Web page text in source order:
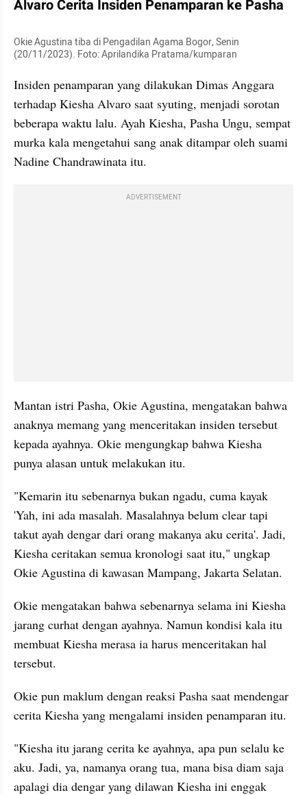
Alvaro Cerita Insiden Penamparan ke Pasha
Okie Agustina tiba di Pengadilan Agama Bogor, Senin
(20/11/2023). Foto: Aprilandika Pratama/kumparan
Insiden penamparan yang dilakukan Dimas Anggara
terhadap Kiesha Alvaro saat syuting, menjadi sorotan
beberapa waktu lalu. Ayah Kiesha, Pasha Ungu, sempat
murka kala mengetahui sang anak ditampar oleh suami
Nadine Chandrawinata itu.
ADVERTISEMENT
Mantan istri Pasha, Okie Agustina, mengatakan bahwa
anaknya memang yang menceritakan insiden tersebut
kepada ayahnya. Okie mengungkap bahwa Kiesha
punya alasan untuk melakukan itu.
"Kemarin itu sebenarnya bukan ngadu, cuma kayak
'Yah, ini ada masalah. Masalahnya belum clear tapi
takut ayah dengar dari orang makanya aku cerita'. Jadi,
Kiesha ceritakan semua kronologi saat itu," ungkap
Okie Agustina di kawasan Mampang, Jakarta Selatan.
Okie mengatakan bahwa sebenarnya selama ini Kiesha
jarang curhat dengan ayahnya. Namun kondisi kala itu
membuat Kiesha merasa ia harus menceritakan hal
tersebut.
Okie pun maklum dengan reaksi Pasha saat mendengar
cerita Kiesha yang mengalami insiden penamparan itu.
"Kiesha itu jarang cerita ke ayahnya, apa pun selalu ke
aku. Jadi, ya, namanya orang tua, mana bisa diam saja
apalagi dia dengar yang dilawan Kiesha ini enggak